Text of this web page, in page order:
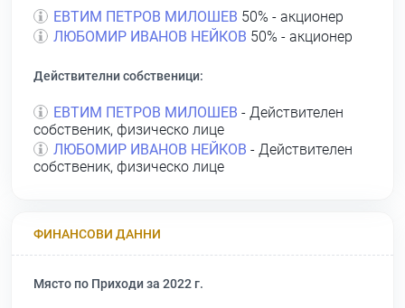
ЕВТИМ ПЕТРОВ МИЛОШЕВ 50% - акционер
ЛЮБОМИР ИВАНОВ НЕЙКОВ 50% - акционер
Действителни собственици:
ЕВТИМ ПЕТРОВ МИЛОШЕВ - Действителен
собственик, физическо лице
ЛЮБОМИР ИВАНОВ НЕЙКОВ - Действителен
собственик, физическо лице
ФИНАНСОВИ ДАННИ
Място по Приходи за 2022 г.